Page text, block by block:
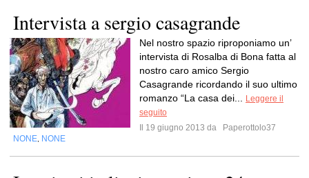
Intervista a sergio casagrande
Nel nostro spazio riproponiamo un’
intervista di Rosalba di Bona fatta al
nostro caro amico Sergio
Casagrande ricordando il suo ultimo
romanzo “La casa dei...
Leggere il
seguito
Il 19 giugno 2013 da
Paperottolo37
NONE NONE